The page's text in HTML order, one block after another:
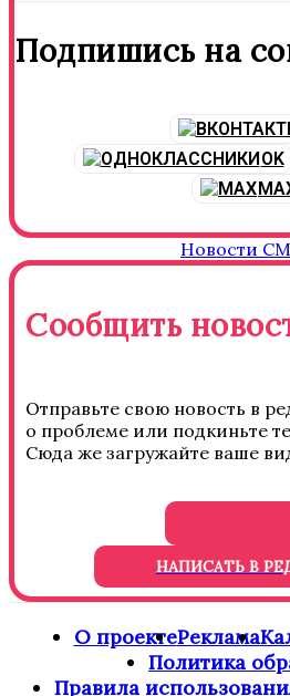
Подпишись на
OK
Новости
Сообщить
Отправьте свою новость в
о проблеме или подкиньте
Сюда же загружайте ваше
НАПИСАТЬ В
О проектеРеклама
Политика
Правила